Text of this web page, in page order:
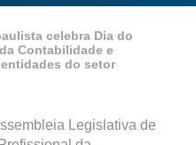
celebra Dia do
Contabilidade e
do setor
Legislativa de